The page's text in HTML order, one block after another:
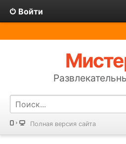
Войти
Полная версия сайта